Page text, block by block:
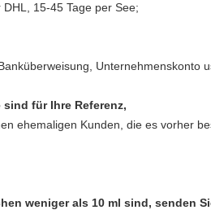
15-45 Tage per See;
Unternehmenskonto
für Ihre Referenz,
ehemaligen Kunden, die es vorher
weniger als 10 ml sind, senden